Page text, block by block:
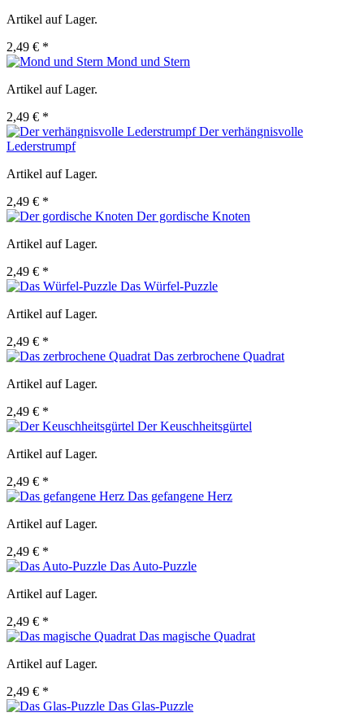
Artikel auf Lager.
2,49 € *
Mond und Stern
Artikel auf Lager.
2,49 € *
Der verhängnisvolle
Lederstrumpf
Artikel auf Lager.
2,49 € *
Der gordische Knoten
Artikel auf Lager.
2,49 € *
Das Würfel-Puzzle
Artikel auf Lager.
2,49 € *
Das zerbrochene Quadrat
Artikel auf Lager.
2,49 € *
Der Keuschheitsgürtel
Artikel auf Lager.
2,49 € *
Das gefangene Herz
Artikel auf Lager.
2,49 € *
Das Auto-Puzzle
Artikel auf Lager.
2,49 € *
Das magische Quadrat
Artikel auf Lager.
2,49 € *
Das Glas-Puzzle